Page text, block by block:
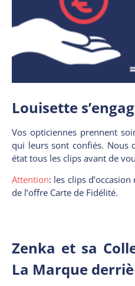
Louisette
Vos opticiennes prennent
qui leurs sont confiés. Nous
état tous les clips avant de
Attention: les clips
de l’offre Carte de Fidélité.
Zenka et sa
La Marque